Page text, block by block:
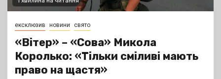
ексклюзив новини свято
«Вітер» – «Сова» Микола
Королько: «Тільки сміливі мають
право на щастя»